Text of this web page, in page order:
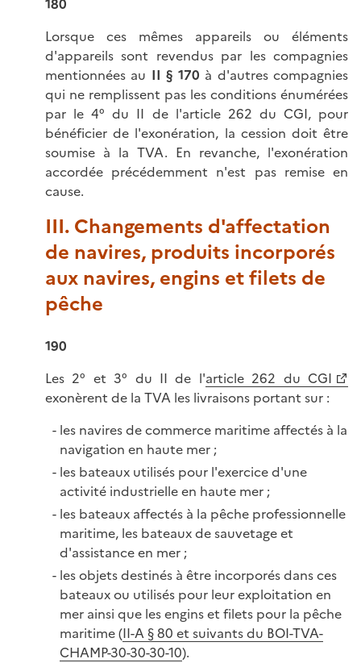
180
Lorsque ces mêmes appareils ou éléments
d'appareils sont revendus par les compagnies
mentionnées au II § 170 à d'autres compagnies
qui ne remplissent pas les conditions énumérées
par le 4° du II de l'article 262 du CGI, pour
bénéficier de l'exonération, la cession doit être
soumise à la TVA. En revanche, l'exonération
accordée précédemment n'est pas remise en
cause.
III. Changements d'affectation
de navires, produits incorporés
aux navires, engins et filets de
pêche
190
Les 2° et 3° du II de l'article 262 du CGI
exonèrent de la TVA les livraisons portant sur :
les navires de commerce maritime affectés à la
navigation en haute mer ;
les bateaux utilisés pour l'exercice d'une
activité industrielle en haute mer ;
les bateaux affectés à la pêche professionnelle
maritime, les bateaux de sauvetage et
d'assistance en mer ;
les objets destinés à être incorporés dans ces
bateaux ou utilisés pour leur exploitation en
mer ainsi que les engins et filets pour la pêche
maritime (II-A § 80 et suivants du BOI-TVA-
CHAMP-30-30-30-10).